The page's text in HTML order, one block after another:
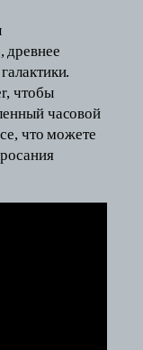
древнее
чтобы
часовой
что можете